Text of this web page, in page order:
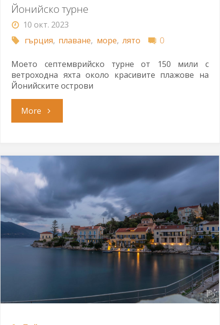
Йонийско турне
10 окт. 2023
гърция, плаване, море, лято 0
Моето септемврийско турне от 150 мили с
ветроходна яхта около красивите плажове на
Йонийските острови
More"Йонийско